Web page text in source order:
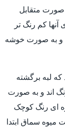
صورت متقابل
کم رنگ تر
و به صورت خوشه
دارد که لبه برگشته
اند و به صورت
ای رنگ کوچک
سماق ابتدا